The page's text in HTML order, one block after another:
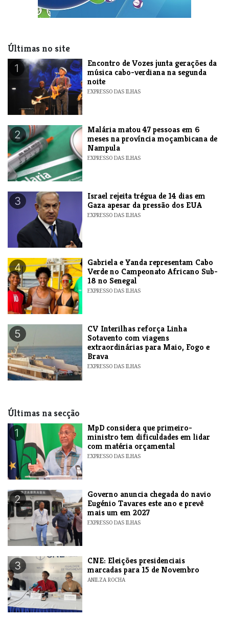
Últimas no site
1
Encontro de Vozes junta gerações da
música cabo-verdiana na segunda
noite
EXPRESSO DAS ILHAS
2
​Malária matou 47 pessoas em 6
meses na província moçambicana de
Nampula
EXPRESSO DAS ILHAS
3
​Israel rejeita trégua de 14 dias em
Gaza apesar da pressão dos EUA
EXPRESSO DAS ILHAS
4
Gabriela e Yanda representam Cabo
Verde no Campeonato Africano Sub-
18 no Senegal
EXPRESSO DAS ILHAS
5
​CV Interilhas reforça Linha
Sotavento com viagens
extraordinárias para Maio, Fogo e
Brava
EXPRESSO DAS ILHAS
Últimas na secção
1
MpD considera que primeiro-
ministro tem dificuldades em lidar
com matéria orçamental
EXPRESSO DAS ILHAS
2
Governo anuncia chegada do navio
Eugénio Tavares este ano e prevê
mais um em 2027
EXPRESSO DAS ILHAS
3
CNE: Eleições presidenciais
marcadas para 15 de Novembro
ANILZA ROCHA